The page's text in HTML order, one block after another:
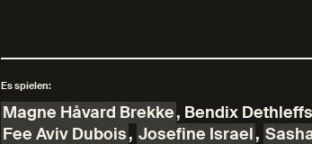
Es spielen:
Magne Håvard Brekke, Bendix
Fee Aviv Dubois, Josefine Israel,